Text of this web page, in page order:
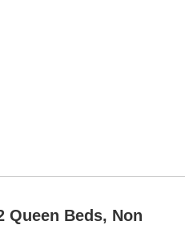
Queen Beds, Non